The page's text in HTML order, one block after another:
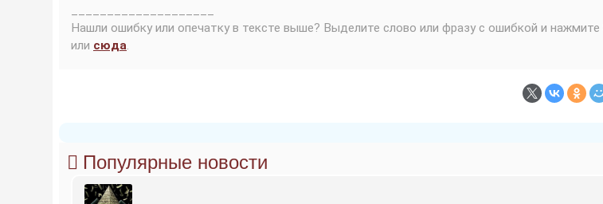
Нашли ошибку или опечатку в тексте выше? Выделите слово или фразу с ошибкой и нажмите
или сюда.
Популярные новости